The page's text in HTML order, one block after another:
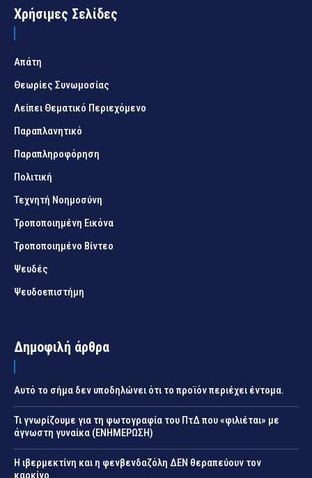
Χρήσιμες Σελίδες
Απάτη
Θεωρίες Συνωμοσίας
Λείπει Θεματικό Περιεχόμενο
Παραπλανητικό
Παραπληροφόρηση
Πολιτική
Τεχνητή Νοημοσύνη
Τροποποιημένη Εικόνα
Τροποποιημένο Βίντεο
Ψευδές
Ψευδοεπιστήμη
Δημοφιλή άρθρα
Αυτό το σήμα δεν υποδηλώνει ότι το προϊόν περιέχει έντομα.
Τι γνωρίζουμε για τη φωτογραφία του ΠτΔ που «φιλιέται» με
άγνωστη γυναίκα (ΕΝΗΜΕΡΩΣΗ)
Η ιβερμεκτίνη και η φενβενδαζόλη ΔΕΝ θεραπεύουν τον
καρκίνο